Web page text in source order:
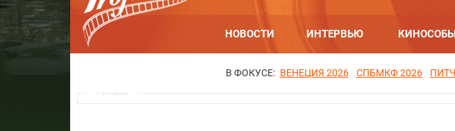
НОВОСТИ ИНТЕРВЬЮ
В ФОКУСЕ: ВЕНЕЦИЯ 2026 СПБМКФ 2026
Реклама